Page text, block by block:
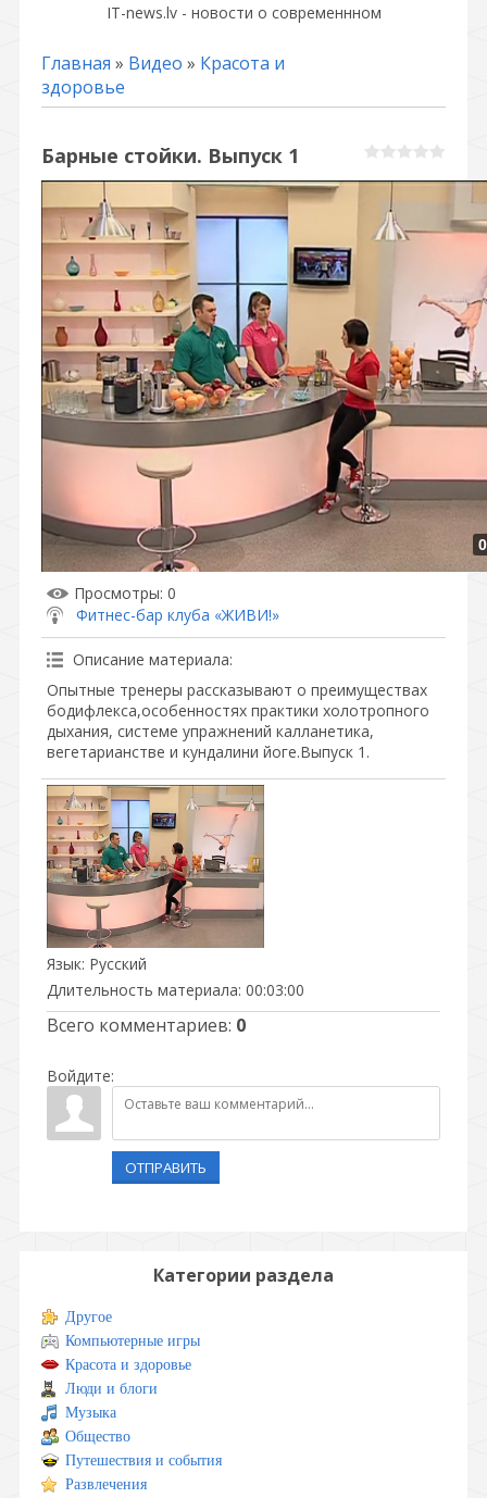
IT-news.lv - новости о современнном
Главная » Видео » Красота и
здоровье
Барные стойки. Выпуск 1
Просмотры: 0
Фитнес-бар клуба «ЖИВИ!»
Описание материала:
Опытные тренеры рассказывают о преимуществах
бодифлекса,особенностях практики холотропного
дыхания, системе упражнений калланетика,
вегетарианстве и кундалини йоге.Выпуск 1.
Язык: Русский
Длительность материала: 00:03:00
Всего комментариев: 0
Войдите:
ОТПРАВИТЬ
Категории раздела
Другое
Компьютерные игры
Красота и здоровье
Люди и блоги
Музыка
Общество
Путешествия и события
Развлечения